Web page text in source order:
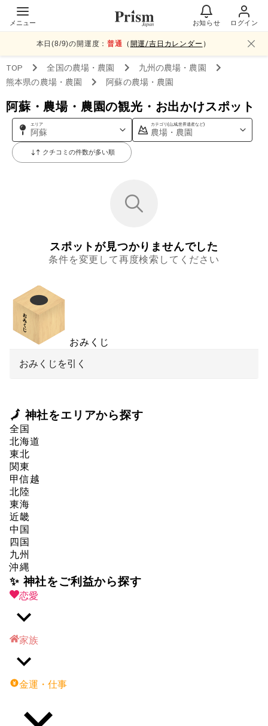
メニュー お知らせ ログイン
本日(8/9)の開運度：普通 （ 開運/吉日カレンダー ）
TOP 全国の農場・農園 九州の農場・農園
熊本県の農場・農園 阿蘇の農場・農園
阿蘇・農場・農園の観光・お出かけスポット
エリア
阿蘇
カテゴリ(山,城,世界遺産など)
農場・農園
クチコミの件数が多い順
スポットが見つかりませんでした
条件を変更して再度検索してください
おみくじ
おみくじを引く
🗾 神社をエリアから探す
全国
北海道
東北
関東
甲信越
北陸
東海
近畿
中国
四国
九州
沖縄
✨ 神社をご利益から探す
恋愛
家族
金運・仕事